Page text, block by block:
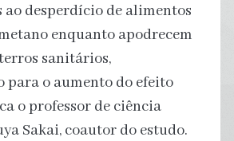
desperdício de alimentos
enquanto apodrecem
sanitários,
o aumento do efeito
o professor de ciência
Sakai, coautor do estudo.